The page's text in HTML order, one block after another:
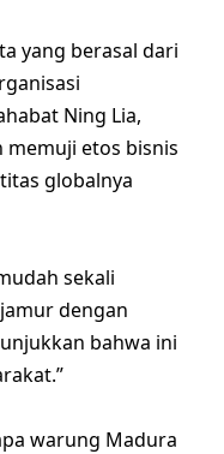
yang berasal dari
Ning Lia,
etos bisnis
globalnya
sekali
dengan
bahwa ini
warung Madura